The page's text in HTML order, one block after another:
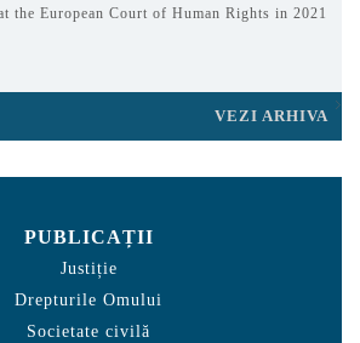
the European Court of Human Rights in 2021
VEZI ARHIVA
PUBLICAȚII
Justiție
Drepturile Omului
Societate civilă